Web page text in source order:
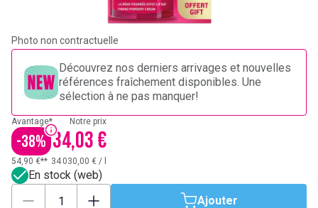
Photo non contractuelle
Découvrez nos derniers arrivages et nouvelles
références fraîchement disponibles. Une
sélection à ne pas manquer!
Avantage*
-38%
Notre prix
34,03 €
54,90 €** 34 030,00 € /
En stock (web)
Ajouter